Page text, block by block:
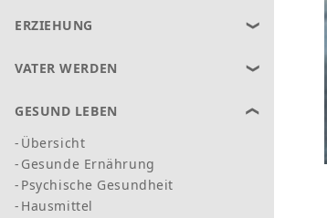
ERZIEHUNG
VATER WERDEN
GESUND LEBEN
Übersicht
Gesunde Ernährung
Psychische Gesundheit
Hausmittel